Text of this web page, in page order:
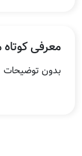
معرفی
بدون توضیحات